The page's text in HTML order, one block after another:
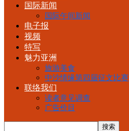
国际新闻
国际午间新闻
电子报
视频
特写
魅力亚洲
旅游美食
中沙情缘第四届征文比赛
联络我们
读者意见调查
广告价目